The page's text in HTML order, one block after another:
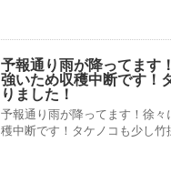
予報通り雨が降ってます
強いため収穫中断です！
りました！
予報通り雨が降ってます！徐々
穫中断です！タケノコも少し竹